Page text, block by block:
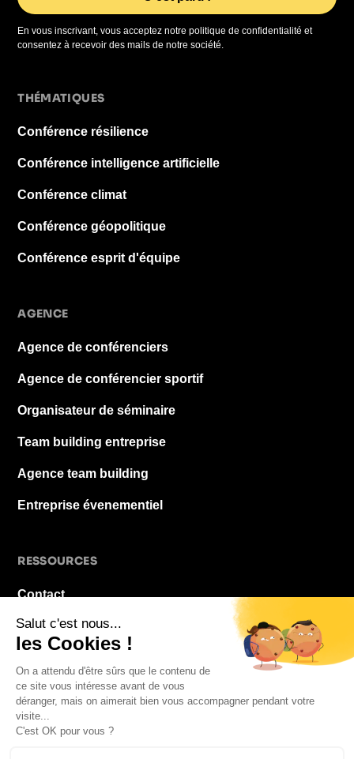
En vous inscrivant, vous acceptez notre politique de confidentialité et
consentez à recevoir des mails de notre société.
THÉMATIQUES
Conférence résilience
Conférence intelligence artificielle
Conférence climat
Conférence géopolitique
Conférence esprit d'équipe
AGENCE
Agence de conférenciers
Agence de conférencier sportif
Organisateur de séminaire
Team building entreprise
Agence team building
Entreprise évenementiel
RESSOURCES
Contact
À propos
FAQ